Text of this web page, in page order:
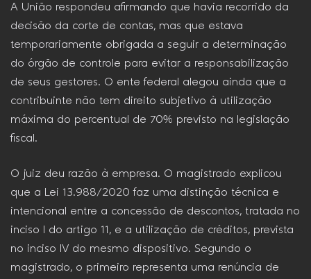
A União respondeu afirmando que havia recorrido da
decisão da corte de contas, mas que estava
temporariamente obrigada a seguir a determinação
do órgão de controle para evitar a responsabilização
de seus gestores. O ente federal alegou ainda que a
contribuinte não tem direito subjetivo à utilização
máxima do percentual de 70% previsto na legislação
fiscal.
O juiz deu razão à empresa. O magistrado explicou
que a Lei 13.988/2020 faz uma distinção técnica e
intencional entre a concessão de descontos, tratada no
inciso I do artigo 11, e a utilização de créditos, prevista
no inciso IV do mesmo dispositivo. Segundo o
magistrado, o primeiro representa uma renúncia de